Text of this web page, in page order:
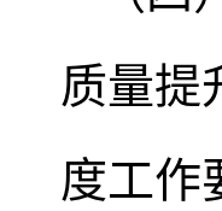
质量提
度工作